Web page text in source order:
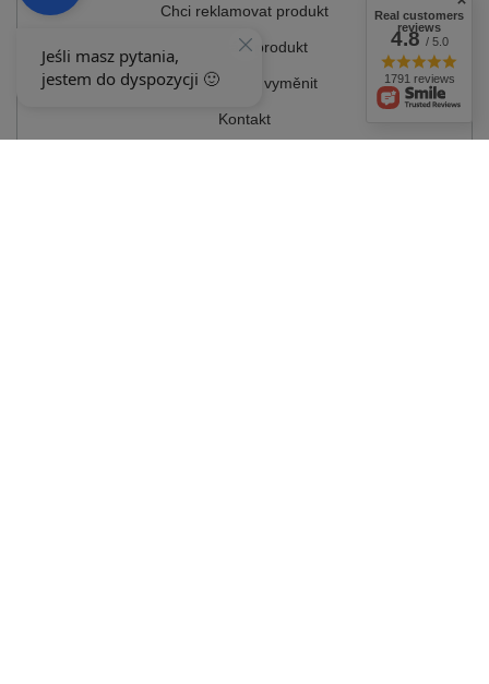
Chci reklamovat produkt
Chci vrátit produkt
Chci produkt vyměnit
Kontakt
Real customers
reviews
4.8/ 5.0
1791 reviews